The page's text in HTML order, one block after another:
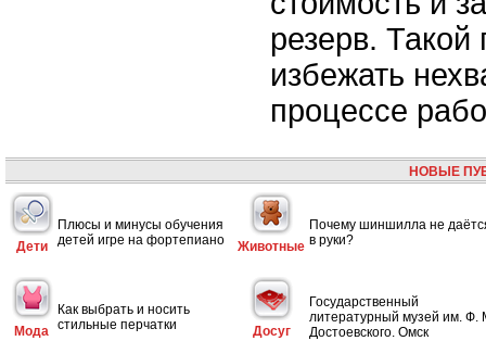
резерв. Такой
избежать
процессе
НОВЫЕ
Дети
Плюсы и минусы обучения
детей игре на фортепиано
Животные
Почему шиншилла не
в руки?
Мода
Как выбрать и носить
стильные перчатки
Досуг
Государственный
литературный музей им. Ф.
Достоевского. Омск